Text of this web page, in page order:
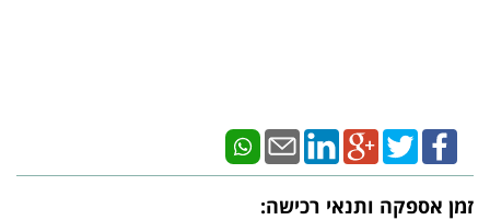
זמן אספקה ותנאי רכישה: